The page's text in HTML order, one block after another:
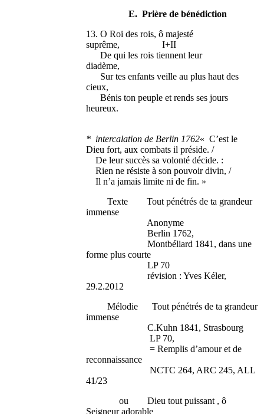
E. Prière de bénédiction
13. O Roi des rois, ô majesté
suprême, I+II
De qui les rois tiennent leur
diadème,
Sur tes enfants veille au plus haut des
cieux,
Bénis ton peuple et rends ses jours
heureux.
* intercalation de Berlin 1762« C’est le
Dieu fort, aux combats il préside. /
De leur succès sa volonté décide. :
Rien ne résiste à son pouvoir divin, /
Il n’a jamais limite ni de fin. »
Texte Tout pénétrés de ta grandeur
immense
Anonyme
Berlin 1762,
Montbéliard 1841, dans une
forme plus courte
LP 70
révision : Yves Kéler,
29.2.2012
Mélodie Tout pénétrés de ta grandeur
immense
C.Kuhn 1841, Strasbourg
LP 70,
= Remplis d’amour et de
reconnaissance
NCTC 264, ARC 245, ALL
41/23
ou Dieu tout puissant , ô
Seigneur adorable